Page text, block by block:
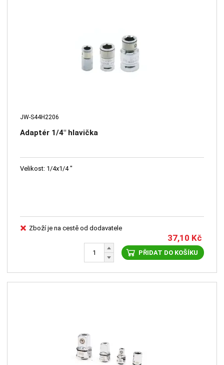
JW-S44H2206
Adaptér 1/4" hlavička
Velikost: 1/4x1/4 "
Zboží je na cestě od dodavatele
37,10 Kč
PŘIDAT DO KOŠÍKU